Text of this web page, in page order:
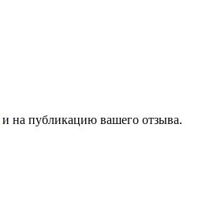
и на публикацию вашего отзыва.